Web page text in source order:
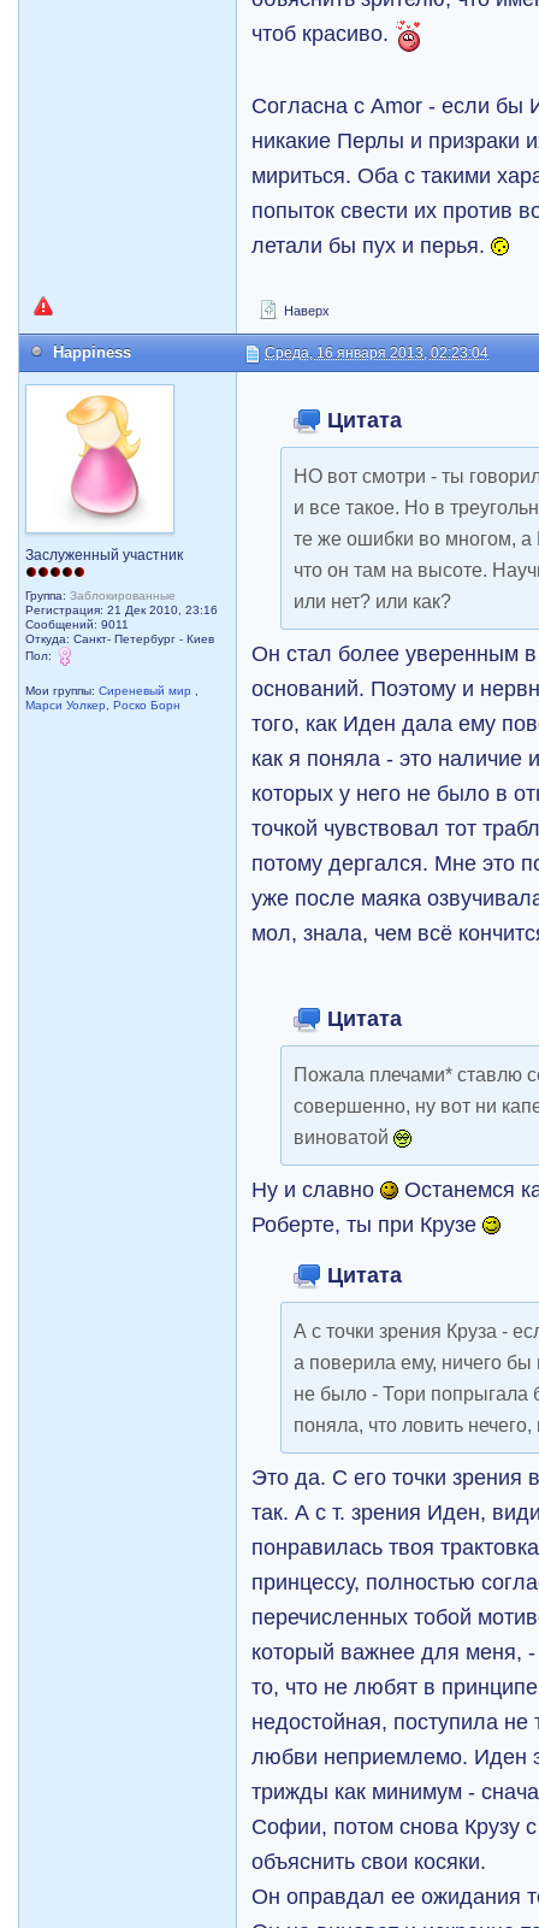
чтоб красиво.
Согласна с Amor - если бы
никакие Перлы и призраки
мириться. Оба с такими
попыток свести их против
летали бы пух и перья.
Наверх
Happiness Среда, 16 января 2013, 02:23:04
Заслуженный участник
Группа:Заблокированные
Регистрация: 21 Дек 2010, 23:16
Сообщений: 9011
Откуда: Санкт- Петербург - Киев
Пол:
Мои группы:Сиреневый мир
Марси Уолкер
,Роско Борн
Цитата
НО вот смотри - ты
и все такое. Но в
те же ошибки во многом, а
что он там на высоте.
или нет? или как?
Он стал более уверенным
оснований. Поэтому и
того, как Иден дала ему
как я поняла - это наличие
которых у него не было в
точкой чувствовал тот
потому дергался. Мне это
уже после маяка
мол, знала, чем всё
Цитата
Пожала плечами* ставлю
совершенно, ну вот ни
виноватой
Ну и славно
Останемся
Роберте, ты при Крузе
Цитата
А с точки зрения Круза -
а поверила ему, ничего
не было - Тори попрыгала
поняла, что ловить
Это да. С его точки зрения
так. А с т. зрения Иден,
понравилась твоя
принцессу, полностью
перечисленных тобой
который важнее для меня, -
то, что не любят в
недостойная, поступила не
любви неприемлемо. Иден
трижды как минимум -
Софии, потом снова Крузу
объяснить свои косяки.
Он оправдал ее ожидания